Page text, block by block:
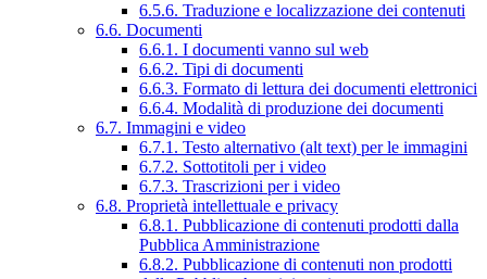
6.5.6. Traduzione e localizzazione dei contenuti
6.6. Documenti
6.6.1. I documenti vanno sul web
6.6.2. Tipi di documenti
6.6.3. Formato di lettura dei documenti elettronici
6.6.4. Modalità di produzione dei documenti
6.7. Immagini e video
6.7.1. Testo alternativo (alt text) per le immagini
6.7.2. Sottotitoli per i video
6.7.3. Trascrizioni per i video
6.8. Proprietà intellettuale e privacy
6.8.1. Pubblicazione di contenuti prodotti dalla
Pubblica Amministrazione
6.8.2. Pubblicazione di contenuti non prodotti